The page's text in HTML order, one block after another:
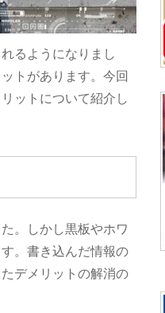
るようになりまし
トがあります。今回
ットについて紹介し
。しかし黒板やホワ
。書き込んだ情報の
デメリットの解消の